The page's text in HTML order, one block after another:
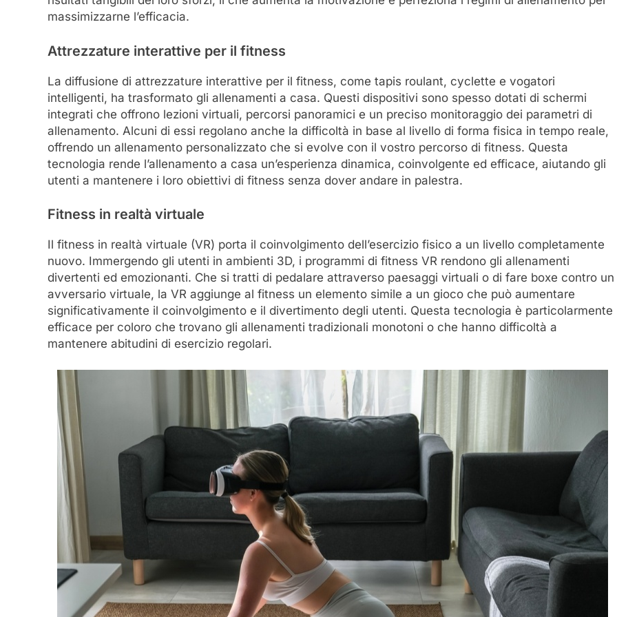
massimizzarne l’efficacia.
Attrezzature interattive per il fitness
La diffusione di attrezzature interattive per il fitness, come tapis roulant, cyclette e vogatori
intelligenti, ha trasformato gli allenamenti a casa. Questi dispositivi sono spesso dotati di schermi
integrati che offrono lezioni virtuali, percorsi panoramici e un preciso monitoraggio dei parametri di
allenamento. Alcuni di essi regolano anche la difficoltà in base al livello di forma fisica in tempo reale,
offrendo un allenamento personalizzato che si evolve con il vostro percorso di fitness. Questa
tecnologia rende l’allenamento a casa un’esperienza dinamica, coinvolgente ed efficace, aiutando gli
utenti a mantenere i loro obiettivi di fitness senza dover andare in palestra.
Fitness in realtà virtuale
Il fitness in realtà virtuale (VR) porta il coinvolgimento dell’esercizio fisico a un livello completamente
nuovo. Immergendo gli utenti in ambienti 3D, i programmi di fitness VR rendono gli allenamenti
divertenti ed emozionanti. Che si tratti di pedalare attraverso paesaggi virtuali o di fare boxe contro un
avversario virtuale, la VR aggiunge al fitness un elemento simile a un gioco che può aumentare
significativamente il coinvolgimento e il divertimento degli utenti. Questa tecnologia è particolarmente
efficace per coloro che trovano gli allenamenti tradizionali monotoni o che hanno difficoltà a
mantenere abitudini di esercizio regolari.